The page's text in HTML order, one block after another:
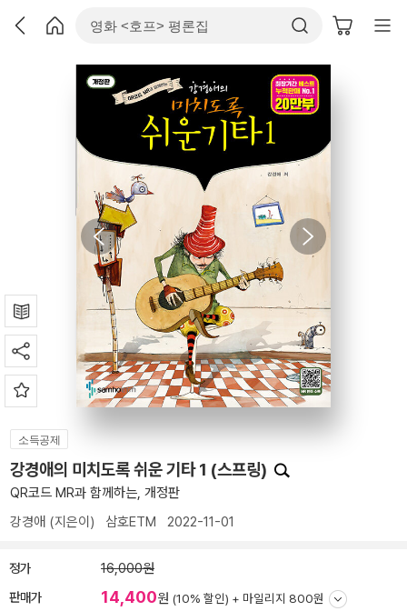
소득공제
강경애의 미치도록 쉬운 기타 1 (스프링)
QR코드 MR과 함께하는, 개정판
강경애 (지은이) 삼호ETM 2022-11-01
정가 16,000원
판매가 14,400원 (10% 할인) + 마일리지 800원